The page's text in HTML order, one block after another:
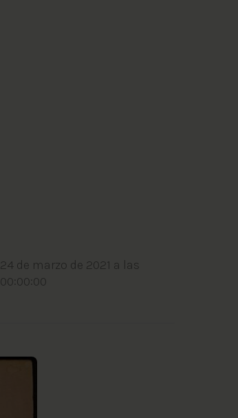
24 de marzo de 2021 a las
00:00:00